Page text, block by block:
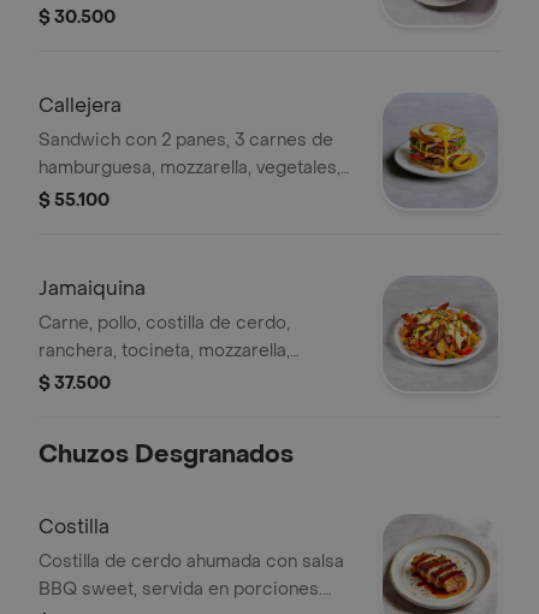
Costeno Y Cebolla Al Grill,
$ 30.500
Callejera
Sandwich con 2 panes, 3 carnes de
hamburguesa, mozzarella, vegetales,
jamón, huevo frito y tajada madura.
$ 55.100
Jamaiquina
Carne, pollo, costilla de cerdo,
ranchera, tocineta, mozzarella,
vegetales y salsa de la casa.
$ 37.500
Chuzos Desgranados
Costilla
Costilla de cerdo ahumada con salsa
BBQ sweet, servida en porciones.